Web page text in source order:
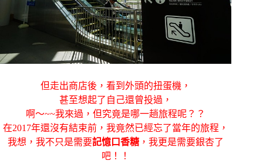
但走出商店後，看到外頭的扭蛋機，
甚至想起了自己還曾投過，
啊～~~我來過，但究竟是哪一趟旅程呢？？
在2017年還沒有結束前，我竟然已經忘了當年的旅程，
我想，我不只是需要記憶口香糖 ，我更是需要銀杏了
吧！！